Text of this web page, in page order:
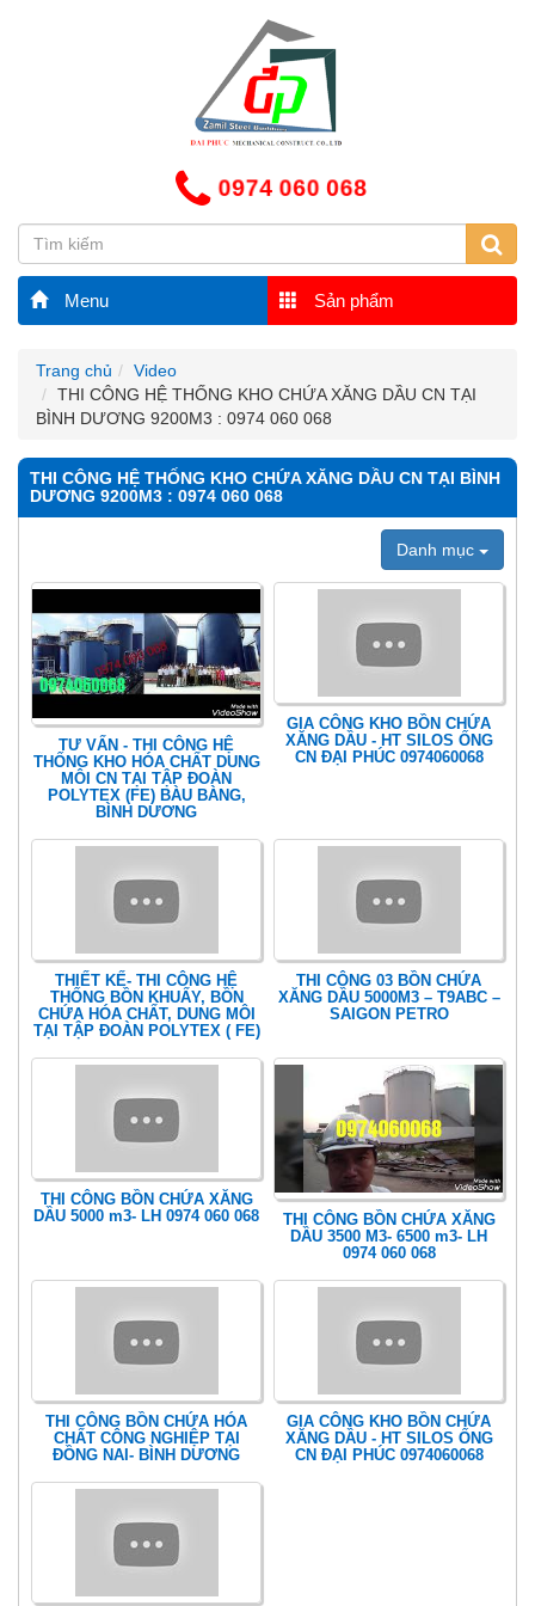
0974 060 068
Menu Sản phẩm
Trang chủ
Video
THI CÔNG HỆ THỐNG KHO CHỨA XĂNG DẦU CN TẠI
BÌNH DƯƠNG 9200M3 : 0974 060 068
THI CÔNG HỆ THỐNG KHO CHỨA XĂNG DẦU CN TẠI BÌNH
DƯƠNG 9200M3 : 0974 060 068
Danh mục
TƯ VẤN - THI CÔNG HỆ
THỐNG KHO HÓA CHẤT DUNG
MÔI CN TẠI TẬP ĐOÀN
POLYTEX (FE) BÀU BÀNG,
BÌNH DƯƠNG
GIA CÔNG KHO BỒN CHỨA
XĂNG DẦU - HT SILOS ỐNG
CN ĐẠI PHÚC 0974060068
THIẾT KẾ- THI CÔNG HỆ
THỐNG BỒN KHUẤY, BỒN
CHỨA HÓA CHẤT, DUNG MÔI
TẠI TẬP ĐOÀN POLYTEX ( FE)
THI CÔNG 03 BỒN CHỨA
XĂNG DẦU 5000M3 – T9ABC –
SAIGON PETRO
THI CÔNG BỒN CHỨA XĂNG
DẦU 5000 m3- LH 0974 060 068
THI CÔNG BỒN CHỨA XĂNG
DẦU 3500 M3- 6500 m3- LH
0974 060 068
THI CÔNG BỒN CHỨA HÓA
CHẤT CÔNG NGHIỆP TẠI
ĐỒNG NAI- BÌNH DƯƠNG
GIA CÔNG KHO BỒN CHỨA
XĂNG DẦU - HT SILOS ỐNG
CN ĐẠI PHÚC 0974060068